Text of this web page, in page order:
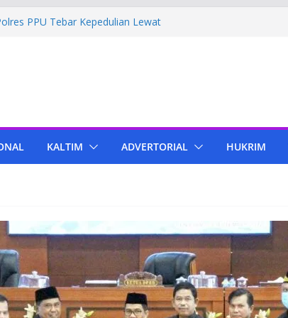
PPU Tebar Kepedulian Lewat
Cepu
di KIPP Karena Jual Air Mineral
Bupati PPU Dukung
Lampu, Polres PPU Ringkus Pria
KALTIM ADVERTORIAL HUKRIM